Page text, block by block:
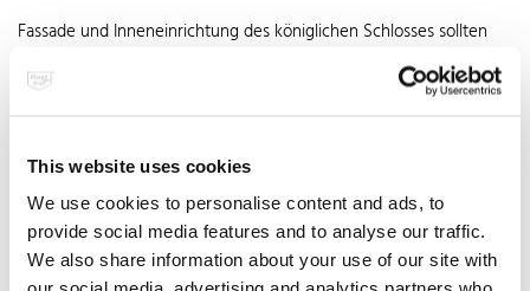
This website uses cookies
We use cookies to personalise content and ads, to
provide social media features and to analyse our traffic.
We also share information about your use of our site with
Fassade und Inneneinrichtung des königlichen Schlosses sollten
nachgestaltet werden. Dennoch wollte der spleenige König
modernste technische Errungenschaften nicht missen: Neben
fließend Wasser und Toiletten mit automatischer Spülung verfügte
das Schloss bereits 1884 über eine Warmluftheizung. Rund 100
Jahre später standen die neuen Betreiber vor der
Herausforderung, die Heizungsanlagen der Verwaltungs- und
Museumsräume des Prunkschlosses zu sanieren.